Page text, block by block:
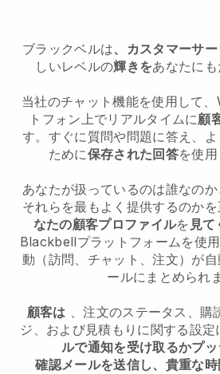
ブラックベルは、カスタマーサ
しいレベルの輝きをあなたにも
当社のチャット機能を使用して
トフォン上でリアルタイムに顧
す。すぐに質問や問題に答え、
ために保存された回答を使用
あなたが扱っているのは誰なの
それらを最もよく提供するのか
なたの顧客プロファイルを 見
Blackbellプラットフォームを使
動（訪問、チャット、注文）が
ールにまとめられ
顧客は 、注文のステータス、購
ジ、および見積もりに関する設定
ルで通知を受け取るかプッ
確認メールを送信し、貴重な時